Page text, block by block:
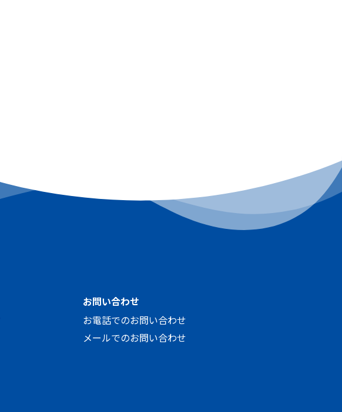
お問い合わせ
お電話でのお問い合わせ
メールでのお問い合わせ